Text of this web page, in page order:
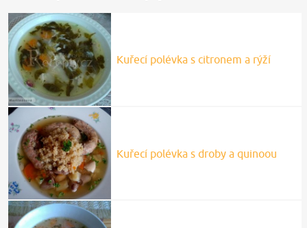
Kuřecí polévka s citronem a rýží
Kuřecí polévka s droby a quinoou